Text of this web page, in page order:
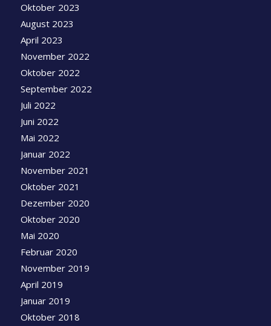
Oktober 2023
August 2023
April 2023
November 2022
Oktober 2022
September 2022
Juli 2022
Juni 2022
Mai 2022
Januar 2022
November 2021
Oktober 2021
Dezember 2020
Oktober 2020
Mai 2020
Februar 2020
November 2019
April 2019
Januar 2019
Oktober 2018